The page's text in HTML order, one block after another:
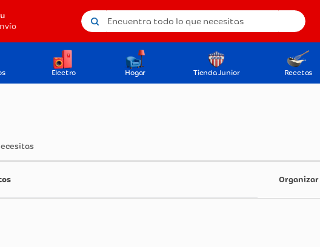
Encuentra todo lo que necesitas
Electro Hogar Tienda Junior Recetas